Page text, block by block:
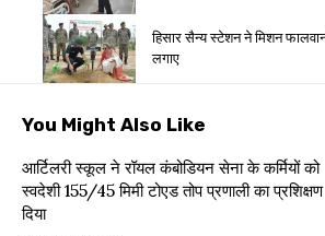
हिसार सैन्य स्टेशन ने मिशन
लगाए
You Might Also Like
आर्टिलरी स्कूल ने रॉयल कंबोडियन सेना के कर्मियों को
स्वदेशी 155/45 मिमी टोएड तोप प्रणाली का प्रशिक्षण
दिया